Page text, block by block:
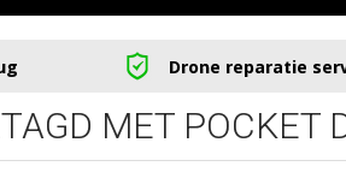
Drone reparatie
MET POCKET